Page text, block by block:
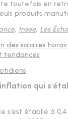
toutefois en
produits
, Insee, Les
des salaires
tendances
qui
s’est établie à 0,4